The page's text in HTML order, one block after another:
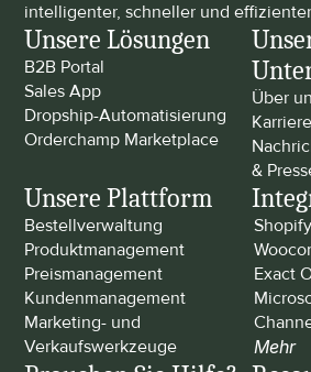
intelligenter, schneller und
Unsere Lösungen
B2B Portal
Sales App
Dropship-Automatisierung
Orderchamp Marketplace
Über
Karriere
&
Unsere Plattform
Bestellverwaltung
Produktmanagement
Preismanagement
Kundenmanagement
Marketing- und
Verkaufswerkzeuge
Shopify
Exact
Mehr